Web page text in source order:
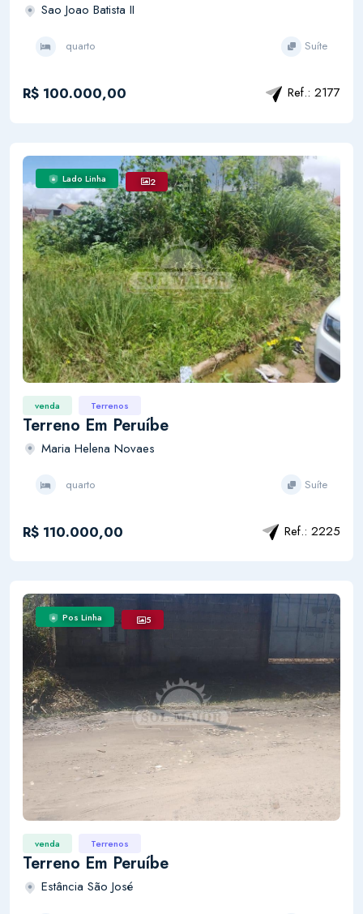
Sao Joao Batista II
quarto Suíte
R$ 100.000,00 Ref.: 2177
Lado Linha 2
venda Terrenos
Terreno Em Peruíbe
Maria Helena Novaes
quarto Suíte
R$ 110.000,00 Ref.: 2225
Pos Linha 5
venda Terrenos
Terreno Em Peruíbe
Estância São José